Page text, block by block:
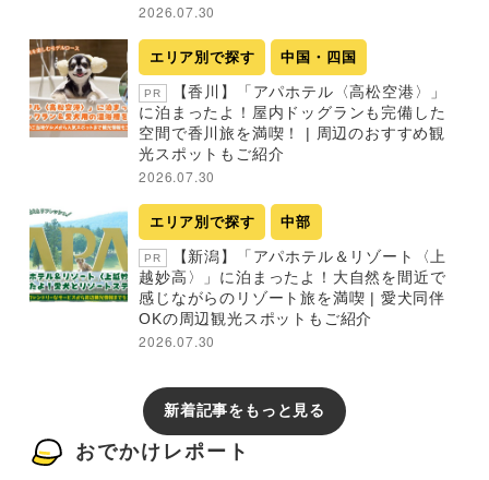
2026.07.30
エリア別で探す 中国・四国
PR
【香川】「アパホテル〈高松空港〉」
に泊まったよ！屋内ドッグランも完備した
空間で香川旅を満喫！ | 周辺のおすすめ観
光スポットもご紹介
2026.07.30
エリア別で探す 中部
PR
【新潟】「アパホテル＆リゾート〈上
越妙高〉」に泊まったよ！大自然を間近で
感じながらのリゾート旅を満喫 | 愛犬同伴
OKの周辺観光スポットもご紹介
2026.07.30
新着記事をもっと見る
おでかけレポート